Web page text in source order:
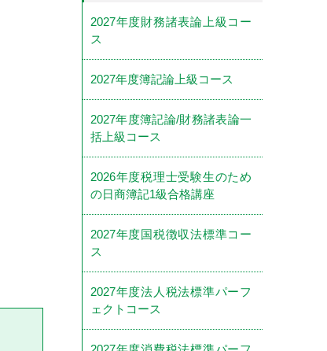
2027年度財務諸表論上級コー
ス
2027年度簿記論上級コース
2027年度簿記論/財務諸表論一
括上級コース
2026年度税理士受験生のため
の日商簿記1級合格講座
2027年度国税徴収法標準コー
ス
2027年度法人税法標準パーフ
ェクトコース